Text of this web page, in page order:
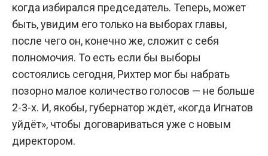
когда избирался председатель. Теперь, может
быть, увидим его только на выборах главы,
после чего он, конечно же, сложит с себя
полномочия. То есть если бы выборы
состоялись сегодня, Рихтер мог бы набрать
позорно малое количество голосов — не больше
2-3-х. И, якобы, губернатор ждёт, «когда Игнатов
уйдёт», чтобы договариваться уже с новым
директором.